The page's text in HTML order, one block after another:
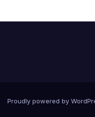
Proudly powered by